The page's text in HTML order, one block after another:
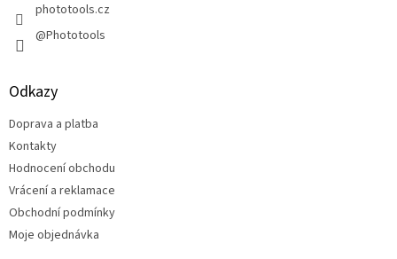
phototools.cz
@Phototools
Odkazy
Doprava a platba
Kontakty
Hodnocení obchodu
Vrácení a reklamace
Obchodní podmínky
Moje objednávka